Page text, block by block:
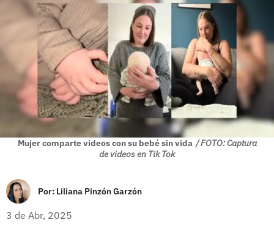
Mujer comparte videos con su bebé sin vida / FOTO: Captura
de videos en Tik Tok
Por: Liliana Pinzón Garzón
3 de Abr, 2025